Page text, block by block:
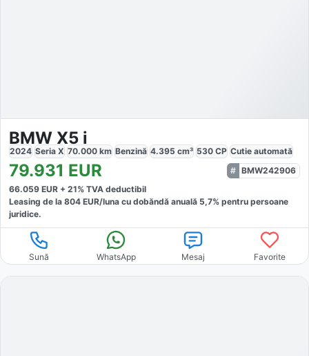
BMW X5 i
2024 Seria X 70.000 km Benzină 4.395 cm³ 530 CP Cutie automată
79.931 EUR
BMW242906
66.059 EUR + 21% TVA deductibil
Leasing de la 804 EUR/luna cu dobăndă anuală 5,7% pentru persoane
juridice.
Sună WhatsApp Mesaj Favorite